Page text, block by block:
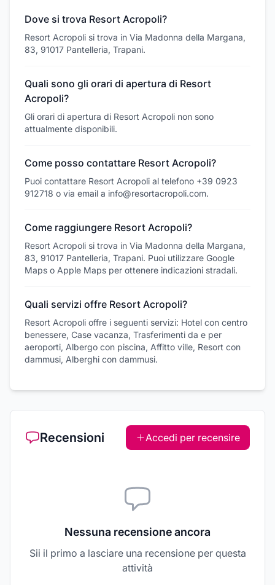
Dove si trova Resort Acropoli?
Resort Acropoli si trova in Via Madonna della Margana,
83, 91017 Pantelleria, Trapani.
Quali sono gli orari di apertura di Resort
Acropoli?
Gli orari di apertura di Resort Acropoli non sono
attualmente disponibili.
Come posso contattare Resort Acropoli?
Puoi contattare Resort Acropoli al telefono +39 0923
912718 o via email a info@resortacropoli.com.
Come raggiungere Resort Acropoli?
Resort Acropoli si trova in Via Madonna della Margana,
83, 91017 Pantelleria, Trapani. Puoi utilizzare Google
Maps o Apple Maps per ottenere indicazioni stradali.
Quali servizi offre Resort Acropoli?
Resort Acropoli offre i seguenti servizi: Hotel con centro
benessere, Case vacanza, Trasferimenti da e per
aeroporti, Albergo con piscina, Affitto ville, Resort con
dammusi, Alberghi con dammusi.
Recensioni Accedi per recensire
Nessuna recensione ancora
Sii il primo a lasciare una recensione per questa
attività